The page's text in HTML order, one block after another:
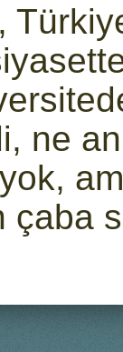
ne